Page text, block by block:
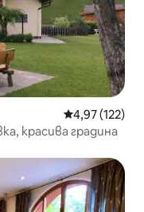
Средна
4,97 (122)
красива градина